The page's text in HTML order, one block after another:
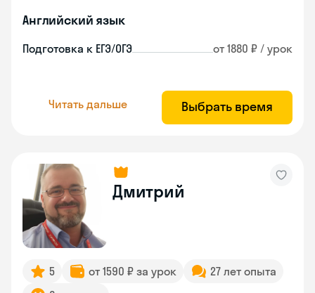
Английский язык
Подготовка к ЕГЭ/ОГЭ от 1880 ₽ / урок
Читать дальше Выбрать время
Дмитрий
5 от 1590 ₽ за урок
27 лет опыта